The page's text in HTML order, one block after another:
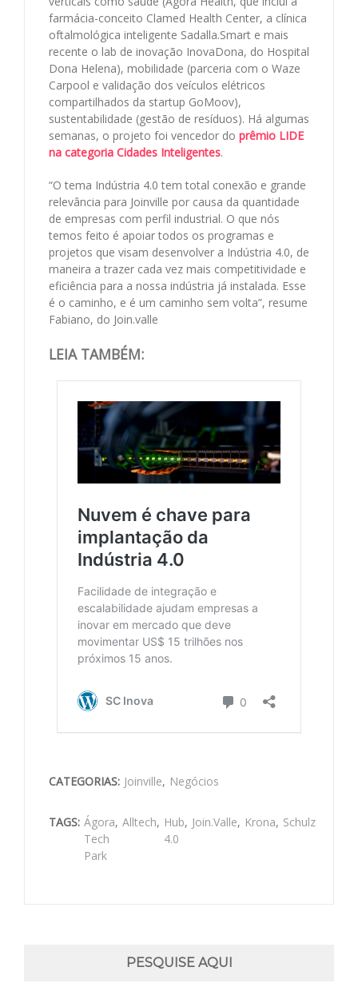
farmácia-conceito Clamed Health Center, a clínica
oftalmológica inteligente Sadalla.Smart e mais
recente o lab de inovação InovaDona, do Hospital
Dona Helena), mobilidade (parceria com o Waze
Carpool e validação dos veículos elétricos
compartilhados da startup GoMoov),
sustentabilidade (gestão de resíduos). Há algumas
semanas, o projeto foi vencedor do prêmio LIDE
na categoria Cidades Inteligentes.
“O tema Indústria 4.0 tem total conexão e grande
relevância para Joinville por causa da quantidade
de empresas com perfil industrial. O que nós
temos feito é apoiar todos os programas e
projetos que visam desenvolver a Indústria 4.0, de
maneira a trazer cada vez mais competitividade e
eficiência para a nossa indústria já instalada. Esse
é o caminho, e é um caminho sem volta”, resume
Fabiano, do Join.valle
LEIA TAMBÉM:
CATEGORIAS: Joinville, Negócios
TAGS: Ágora
Tech
Park
, Alltech, Hub
4.0
, Join.Valle, Krona, Schulz
PESQUISE AQUI